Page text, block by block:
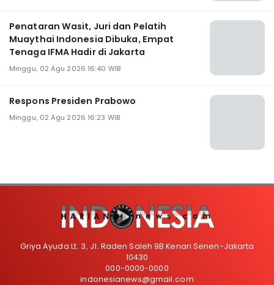
Penataran Wasit, Juri dan Pelatih
Muaythai Indonesia Dibuka, Empat
Tenaga IFMA Hadir di Jakarta
Minggu, 02 Agu 2026 16:40 WIB
Respons Presiden Prabowo
Minggu, 02 Agu 2026 16:23 WIB
Griya Ayuda Lt. 3, Jl. Raden Saleh 9B Kenari Senen-Jakarta
10430
000-0000-0000
indonesianews@gmail.com